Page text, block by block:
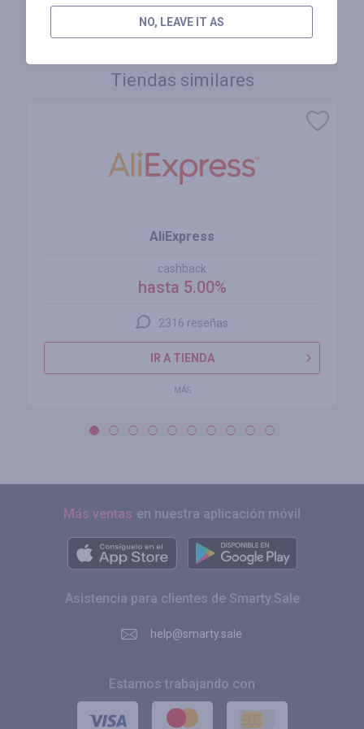
INICIE SESIÓN PARA DEJAR UNA RESEÑA
Tiendas similares
AliExpress
cashback
hasta 5.00%
2316 reseñas
IR A TIENDA
MÁS
Más ventas en nuestra aplicación móvil
Asistencia para clientes de Smarty.Sale
help@smarty.sale
Estamos trabajando con
NO, LEAVE IT AS